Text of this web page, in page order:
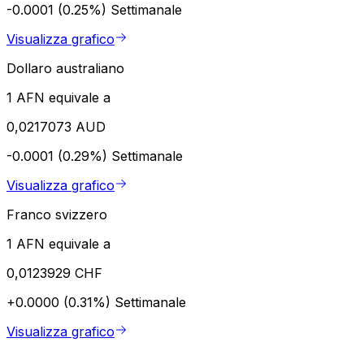
-0.0001 (0.25%) Settimanale
Visualizza grafico
Dollaro australiano
1 AFN equivale a
0,0217073 AUD
-0.0001 (0.29%) Settimanale
Visualizza grafico
Franco svizzero
1 AFN equivale a
0,0123929 CHF
+0.0000 (0.31%) Settimanale
Visualizza grafico